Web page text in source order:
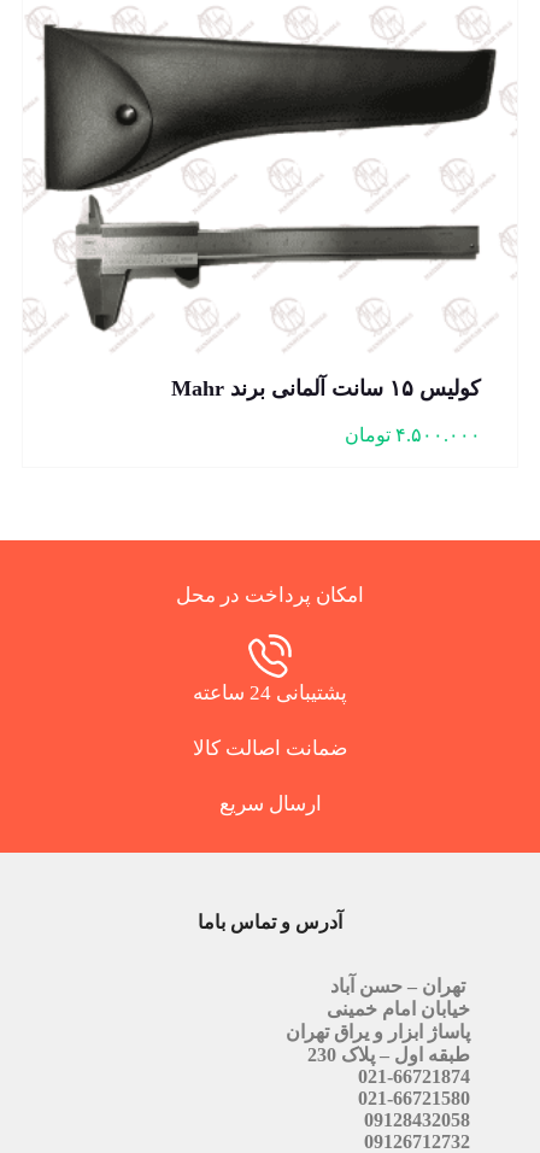
کولیس ۱۵ سانت آلمانی برند Mahr
۴.۵۰۰.۰۰۰ تومان
امکان پرداخت در محل
پشتیبانی 24 ساعته
ضمانت اصالت کالا
ارسال سریع
آدرس و تماس باما
تهران – حسن آباد
خیابان امام خمینی
پاساژ ابزار و یراق تهران
طبقه اول – پلاک 230
021-66721874
021-66721580
09128432058
09126712732